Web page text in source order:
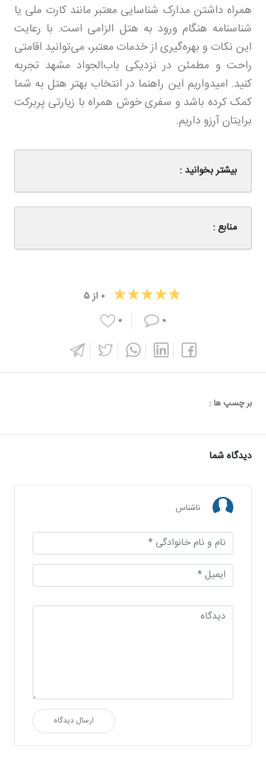
همراه داشتن مدارک شناسایی معتبر مانند کارت ملی یا
شناسنامه هنگام ورود به هتل الزامی است. با رعایت
این نکات و بهره‌گیری از خدمات معتبر، می‌توانید اقامتی
راحت و مطمئن در نزدیکی باب‌الجواد مشهد تجربه
کنید. امیدواریم این راهنما در انتخاب بهتر هتل به شما
کمک کرده باشد و سفری خوش همراه با زیارتی پربرکت
برایتان آرزو داریم.
بیشتر بخوانید :
منابع :
۰ از۵
۰
۰
بر چسپ ها :
دیدگاه شما
ناشناس
ارسال دیدگاه